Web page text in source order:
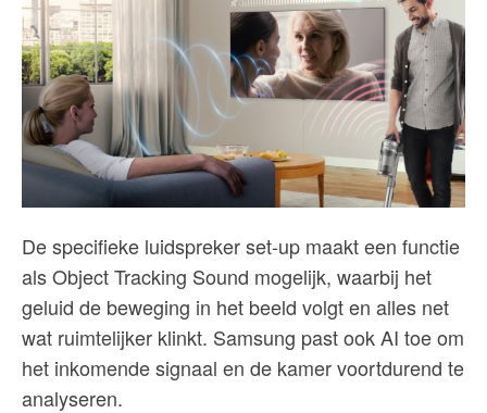
De specifieke luidspreker set-up maakt een functie
als Object Tracking Sound mogelijk, waarbij het
geluid de beweging in het beeld volgt en alles net
wat ruimtelijker klinkt. Samsung past ook AI toe om
het inkomende signaal en de kamer voortdurend te
analyseren.